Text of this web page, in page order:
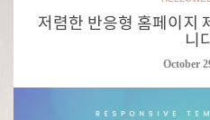
저렴한 반응형 홈페이지
니
October